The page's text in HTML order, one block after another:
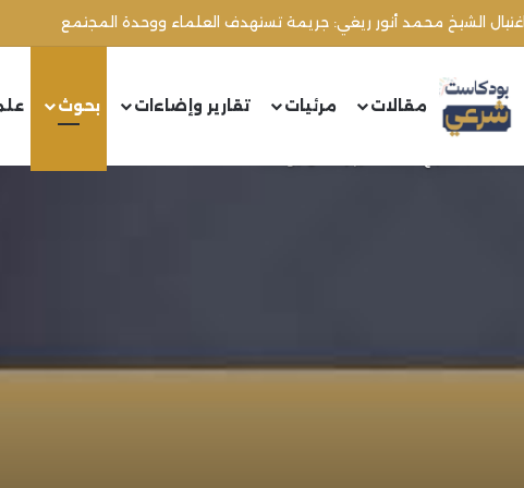
اغتيال الشيخ محمد أنور ريغي: جريمة تستهدف العلماء ووحدة المجتمع
مقالات مرئيات تقارير وإضاءات بحوث